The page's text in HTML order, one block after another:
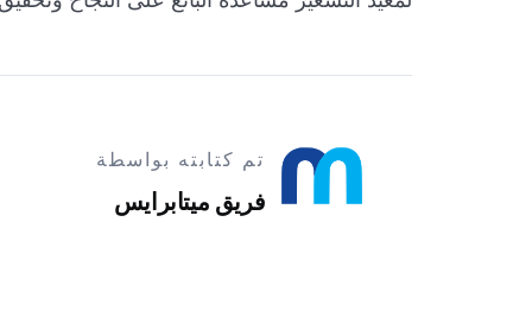
تم كتابته بواسطة
فريق ميتابرايس